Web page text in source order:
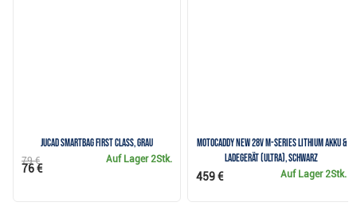
JuCad Smartbag First Class, grau
Auf Lager2Stk.
79 €
76 €
Motocaddy NEW 28V M-Series Lithium Akku &
Ladegerät (ULTRA), schwarz
Auf Lager2Stk.
459 €